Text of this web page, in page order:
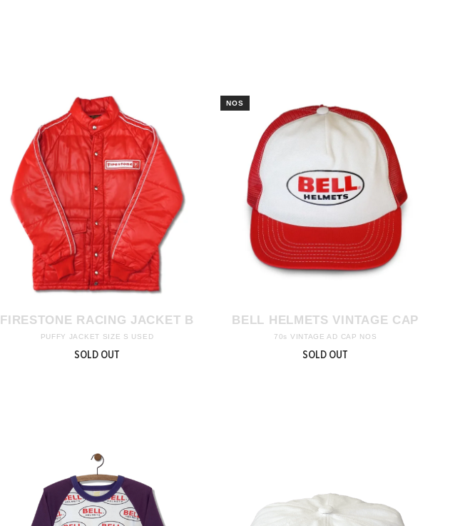
FIRESTONE RACING JACKET B
PUFFY JACKET SIZE S USED
SOLD OUT
BELL HELMETS VINTAGE CAP
70s VINTAGE AD CAP NOS
SOLD OUT